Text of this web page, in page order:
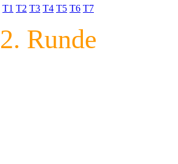
T1 T2 T3 T4 T5 T6 T7
2. Runde